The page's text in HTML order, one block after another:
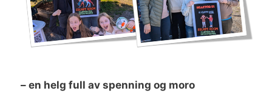
– en helg full av spenning og moro